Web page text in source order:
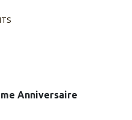
Anniversaire